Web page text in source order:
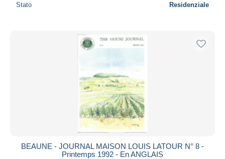
Stato Residenziale
BEAUNE - JOURNAL MAISON LOUIS LATOUR N° 8 -
Printemps 1992 - En ANGLAIS